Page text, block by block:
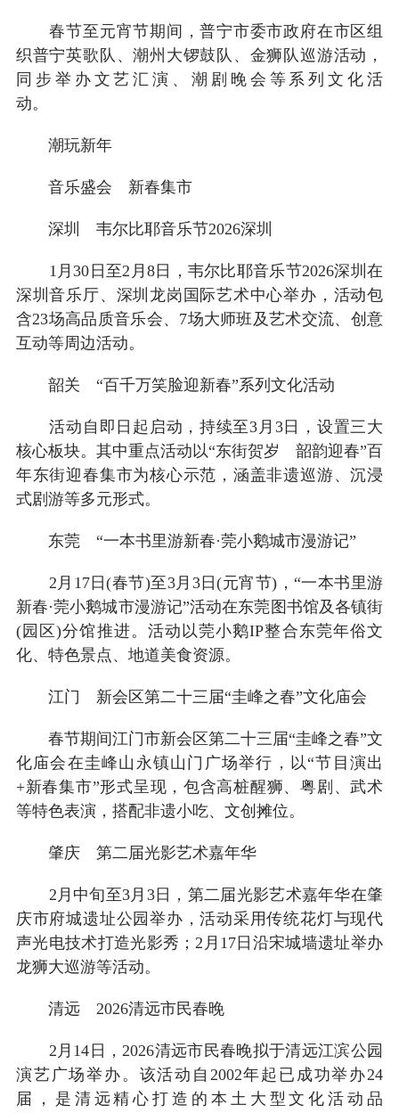
春节至元宵节期间，普宁市委市政府在市区组
织普宁英歌队、潮州大锣鼓队、金狮队巡游活动，
同步举办文艺汇演、潮剧晚会等系列文化活
动。
潮玩新年
音乐盛会 新春集市
深圳 韦尔比耶音乐节2026深圳
1月30日至2月8日，韦尔比耶音乐节2026深圳在
深圳音乐厅、深圳龙岗国际艺术中心举办，活动包
含23场高品质音乐会、7场大师班及艺术交流、创意
互动等周边活动。
韶关 “百千万笑脸迎新春”系列文化活动
活动自即日起启动，持续至3月3日，设置三大
核心板块。其中重点活动以“东街贺岁 韶韵迎春”百
年东街迎春集市为核心示范，涵盖非遗巡游、沉浸
式剧游等多元形式。
东莞 “一本书里游新春·莞小鹅城市漫游记”
2月17日(春节)至3月3日(元宵节)，“一本书里游
新春·莞小鹅城市漫游记”活动在东莞图书馆及各镇街
(园区)分馆推进。活动以莞小鹅IP整合东莞年俗文
化、特色景点、地道美食资源。
江门 新会区第二十三届“圭峰之春”文化庙会
春节期间江门市新会区第二十三届“圭峰之春”文
化庙会在圭峰山永镇山门广场举行，以“节目演出
+新春集市”形式呈现，包含高桩醒狮、粤剧、武术
等特色表演，搭配非遗小吃、文创摊位。
肇庆 第二届光影艺术嘉年华
2月中旬至3月3日，第二届光影艺术嘉年华在肇
庆市府城遗址公园举办，活动采用传统花灯与现代
声光电技术打造光影秀；2月17日沿宋城墙遗址举办
龙狮大巡游等活动。
清远 2026清远市民春晚
2月14日，2026清远市民春晚拟于清远江滨公园
演艺广场举办。该活动自2002年起已成功举办24
届，是清远精心打造的本土大型文化活动品